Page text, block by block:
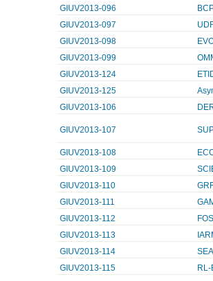
GIUV2013-096
GIUV2013-097
GIUV2013-098
GIUV2013-099
GIUV2013-124
GIUV2013-125
GIUV2013-106
GIUV2013-107
GIUV2013-108
GIUV2013-109
GIUV2013-110
GIUV2013-111
GIUV2013-112
GIUV2013-113
GIUV2013-114
GIUV2013-115